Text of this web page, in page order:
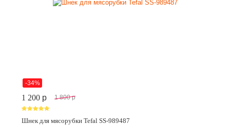
-34%
1 200 p 1 800 p
Шнек для мясорубки Tefal SS-989487